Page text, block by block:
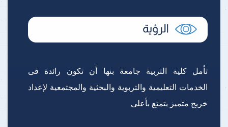
تأمل كلية التربية جامعة بنها أن تكون رائدة فى
الخدمات التعليمية والتربوية والبحثية والمجتمعية لإعداد
خريج متميز يتمتع بأعلى